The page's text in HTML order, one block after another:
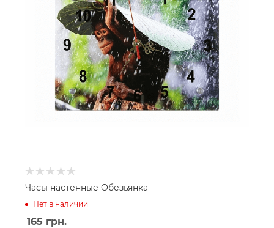
Часы настенные Обезьянка
Нет в наличии
165 грн.